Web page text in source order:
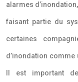
alarmes
faisant partie du
certaines
d’inondation
Il est important